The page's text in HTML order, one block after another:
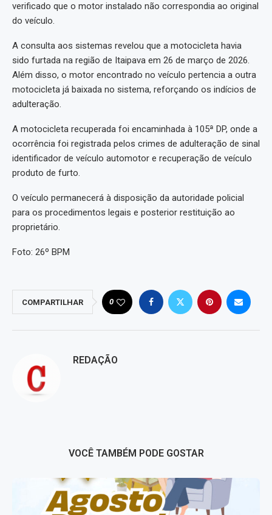
verificado que o motor instalado não correspondia ao original
do veículo.
A consulta aos sistemas revelou que a motocicleta havia
sido furtada na região de Itaipava em 26 de março de 2026.
Além disso, o motor encontrado no veículo pertencia a outra
motocicleta já baixada no sistema, reforçando os indícios de
adulteração.
A motocicleta recuperada foi encaminhada à 105ª DP, onde a
ocorrência foi registrada pelos crimes de adulteração de sinal
identificador de veículo automotor e recuperação de veículo
produto de furto.
O veículo permanecerá à disposição da autoridade policial
para os procedimentos legais e posterior restituição ao
proprietário.
Foto: 26º BPM
COMPARTILHAR 0
REDAÇÃO
VOCÊ TAMBÉM PODE GOSTAR